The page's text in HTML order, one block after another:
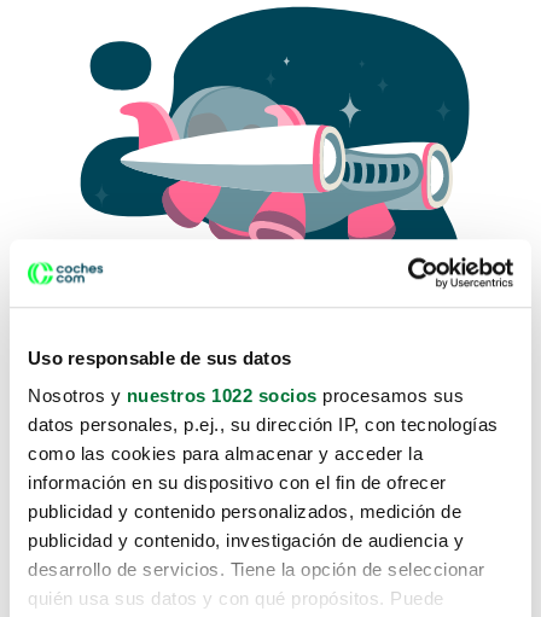
Uso responsable de sus datos
Nosotros y nuestros 1022 socios procesamos sus
datos personales, p.ej., su dirección IP, con tecnologías
como las cookies para almacenar y acceder la
información en su dispositivo con el fin de ofrecer
publicidad y contenido personalizados, medición de
publicidad y contenido, investigación de audiencia y
desarrollo de servicios. Tiene la opción de seleccionar
quién usa sus datos y con qué propósitos. Puede
Lo sentimos, no sabemos como
te hemos traido hasta aquí.
Pero puedes encontrar el coche que estás